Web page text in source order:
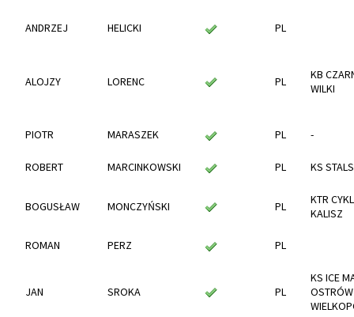
ANDRZEJ HELICKI PL
ALOJZY LORENC PL
KB
WILKI
PIOTR MARASZEK PL -
ROBERT MARCINKOWSKI PL KS
BOGUSŁAW MONCZYŃSKI PL
KTR
KALISZ
ROMAN PERZ PL
JAN SROKA PL
KS ICE
OSTRÓW